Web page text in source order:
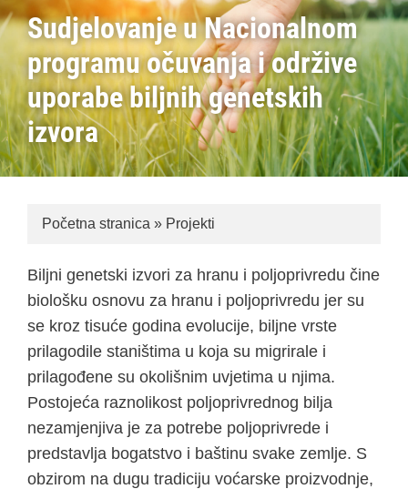
Sudjelovanje u Nacionalnom
programu očuvanja i održive
uporabe biljnih genetskih
izvora
Početna stranica » Projekti
Biljni genetski izvori za hranu i poljoprivredu čine
biološku osnovu za hranu i poljoprivredu jer su
se kroz tisuće godina evolucije, biljne vrste
prilagodile staništima u koja su migrirale i
prilagođene su okolišnim uvjetima u njima.
Postojeća raznolikost poljoprivrednog bilja
nezamjenjiva je za potrebe poljoprivrede i
predstavlja bogatstvo i baštinu svake zemlje. S
obzirom na dugu tradiciju voćarske proizvodnje,